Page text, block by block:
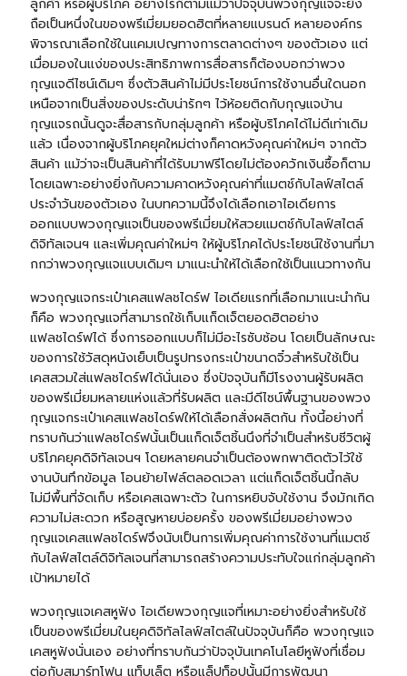
ลูกค้า หรือผู้บริโภค อย่างไรก็ตามแม้ว่าปัจจุบันพวงกุญแจจะยัง
ถือเป็นหนึ่งในของพรีเมี่ยมยอดฮิตที่หลายแบรนด์ หลายองค์กร
พิจารณาเลือกใช้ในแคมเปญทางการตลาดต่างๆ ของตัวเอง แต่
เมื่อมองในแง่ของประสิทธิภาพการสื่อสารก็ต้องบอกว่าพวง
กุญแจดีไซน์เดิมๆ ซึ่งตัวสินค้าไม่มีประโยชน์การใช้งานอื่นใดนอก
เหนือจากเป็นสิ่งของประดับน่ารักๆ ไว้ห้อยติดกับกุญแจบ้าน
กุญแจรถนั้นดูจะสื่อสารกับกลุ่มลูกค้า หรือผู้บริโภคได้ไม่ดีเท่าเดิม
แล้ว เนื่องจากผู้บริโภคยุคใหม่ต่างก็คาดหวังคุณค่าใหม่ๆ จากตัว
สินค้า แม้ว่าจะเป็นสินค้าที่ได้รับมาฟรีโดยไม่ต้องควักเงินซื้อก็ตาม
โดยเฉพาะอย่างยิ่งกับความคาดหวังคุณค่าที่แมตช์กับไลฟ์สไตล์
ประจำวันของตัวเอง ในบทความนี้จึงได้เลือกเอาไอเดียการ
ออกแบบพวงกุญแจเป็นของพรีเมี่ยมให้สวยแมตช์กับไลฟ์สไตล์
ดิจิทัลเจนฯ และเพิ่มคุณค่าใหม่ๆ ให้ผู้บริโภคได้ประโยชน์ใช้งานที่มา
กกว่าพวงกุญแจแบบเดิมๆ มาแนะนำให้ได้เลือกใช้เป็นแนวทางกัน
พวงกุญแจกระเป๋าเคสแฟลชไดร์ฟ ไอเดียแรกที่เลือกมาแนะนำกัน
ก็คือ พวงกุญแจที่สามารถใช้เก็บแก็ดเจ็ตยอดฮิตอย่าง
แฟลชไดร์ฟได้ ซึ่งการออกแบบก็ไม่มีอะไรซับซ้อน โดยเป็นลักษณะ
ของการใช้วัสดุหนังเย็บเป็นรูปทรงกระเป๋าขนาดจิ๋วสำหรับใช้เป็น
เคสสวมใส่แฟลชไดร์ฟได้นั่นเอง ซึ่งปัจจุบันก็มีโรงงานผู้รับผลิต
ของพรีเมี่ยมหลายแห่งแล้วที่รับผลิต และมีดีไซน์พื้นฐานของพวง
กุญแจกระเป๋าเคสแฟลชไดร์ฟให้ได้เลือกสั่งผลิตกัน ทั้งนี้อย่างที่
ทราบกันว่าแฟลชไดร์ฟนั้นเป็นแก็ดเจ็ตชิ้นนึงที่จำเป็นสำหรับชีวิตผู้
บริโภคยุคดิจิทัลเจนฯ โดยหลายคนจำเป็นต้องพกพาติดตัวไว้ใช้
งานบันทึกข้อมูล โอนย้ายไฟล์ตลอดเวลา แต่แก็ดเจ็ตชิ้นนี้กลับ
ไม่มีพื้นที่จัดเก็บ หรือเคสเฉพาะตัว ในการหยิบจับใช้งาน จึงมักเกิด
ความไม่สะดวก หรือสูญหายบ่อยครั้ง ของพรีเมี่ยมอย่างพวง
กุญแจเคสแฟลชไดร์ฟจึงนับเป็นการเพิ่มคุณค่าการใช้งานที่แมตช์
กับไลฟ์สไตล์ดิจิทัลเจนที่สามารถสร้างความประทับใจแก่กลุ่มลูกค้า
เป้าหมายได้
พวงกุญแจเคสหูฟัง ไอเดียพวงกุญแจที่เหมาะอย่างยิ่งสำหรับใช้
เป็นของพรีเมี่ยมในยุคดิจิทัลไลฟ์สไตล์ในปัจจุบันก็คือ พวงกุญแจ
เคสหูฟังนั่นเอง อย่างที่ทราบกันว่าปัจจุบันเทคโนโลยีหูฟังที่เชื่อม
ต่อกับสมาร์ทโฟน แท็บเล็ต หรือแล็ปท็อปนั้นมีการพัฒนา